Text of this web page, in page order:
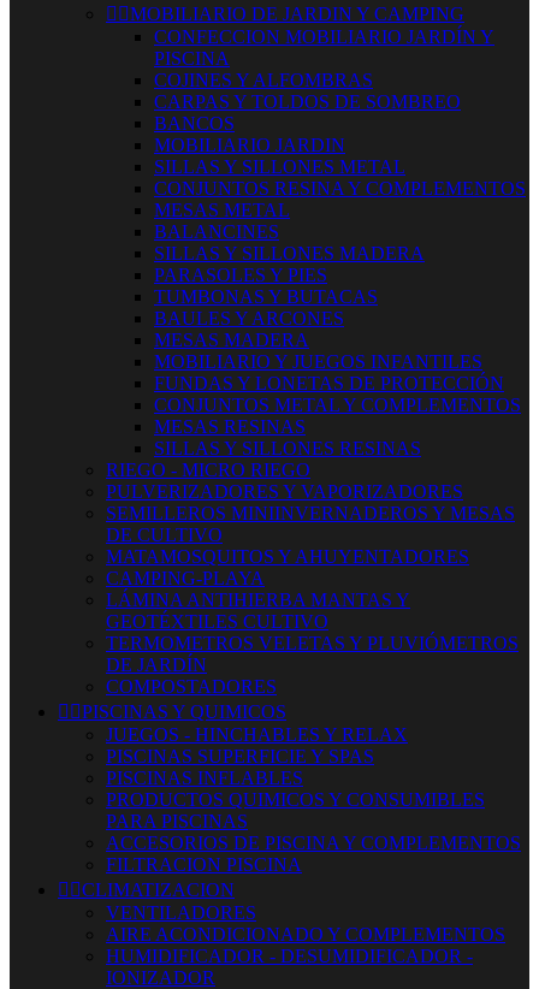
 MOBILIARIO DE JARDIN Y CAMPING
CONFECCION MOBILIARIO JARDÍN Y
PISCINA
COJINES Y ALFOMBRAS
CARPAS Y TOLDOS DE SOMBREO
BANCOS
MOBILIARIO JARDIN
SILLAS Y SILLONES METAL
CONJUNTOS RESINA Y COMPLEMENTOS
MESAS METAL
BALANCINES
SILLAS Y SILLONES MADERA
PARASOLES Y PIES
TUMBONAS Y BUTACAS
BAULES Y ARCONES
MESAS MADERA
MOBILIARIO Y JUEGOS INFANTILES
FUNDAS Y LONETAS DE PROTECCIÓN
CONJUNTOS METAL Y COMPLEMENTOS
MESAS RESINAS
SILLAS Y SILLONES RESINAS
RIEGO - MICRO RIEGO
PULVERIZADORES Y VAPORIZADORES
SEMILLEROS MINIINVERNADEROS Y MESAS
DE CULTIVO
MATAMOSQUITOS Y AHUYENTADORES
CAMPING-PLAYA
LÁMINA ANTIHIERBA MANTAS Y
GEOTÉXTILES CULTIVO
TERMOMETROS VELETAS Y PLUVIÓMETROS
DE JARDÍN
COMPOSTADORES
 PISCINAS Y QUIMICOS
JUEGOS - HINCHABLES Y RELAX
PISCINAS SUPERFICIE Y SPAS
PISCINAS INFLABLES
PRODUCTOS QUIMICOS Y CONSUMIBLES
PARA PISCINAS
ACCESORIOS DE PISCINA Y COMPLEMENTOS
FILTRACION PISCINA
 CLIMATIZACION
VENTILADORES
AIRE ACONDICIONADO Y COMPLEMENTOS
HUMIDIFICADOR - DESUMIDIFICADOR -
IONIZADOR